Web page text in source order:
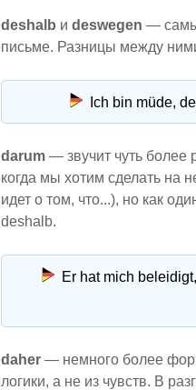
deshalb и deswegen —
письме. Разницы между
Ich bin müde,
darum — звучит чуть более
когда мы хотим сделать на
идет о том, что...), но как
deshalb.
Er hat mich
daher — немного более
логики, а не из чувств. В